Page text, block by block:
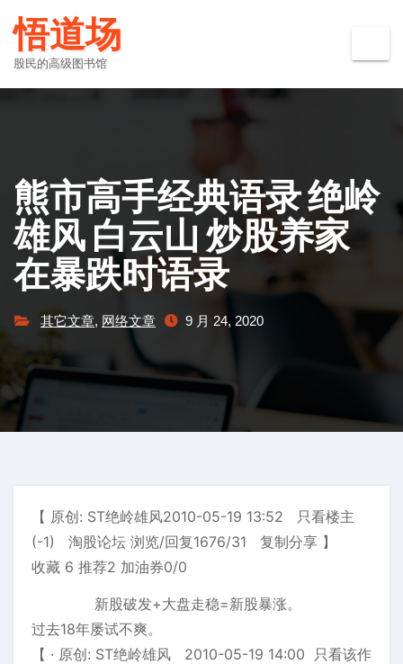
Skip
to
content
悟道场
股民的高级图书馆
熊市高手经典语录 绝岭
雄风 白云山 炒股养家
在暴跌时语录
其它文章, 网络文章 9 月 24, 2020
【 原创: ST绝岭雄风2010-05-19 13:52 只看楼主
(-1) 淘股论坛 浏览/回复1676/31 复制分享 】
收藏 6 推荐2 加油券0/0
新股破发+大盘走稳=新股暴涨。
过去18年屡试不爽。
【 · 原创: ST绝岭雄风 2010-05-19 14:00 只看该作